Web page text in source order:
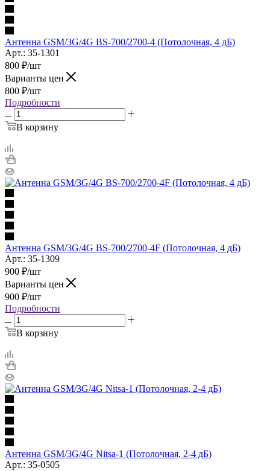
Антенна GSM/3G/4G BS-700/2700-4 (Потолочная, 4 дБ)
Арт.: 35-1301
800 ₽/шт
Варианты цен
800 ₽/шт
Подробности
В корзину
Антенна GSM/3G/4G BS-700/2700-4F (Потолочная, 4 дБ)
Арт.: 35-1309
900 ₽/шт
Варианты цен
900 ₽/шт
Подробности
В корзину
Антенна GSM/3G/4G Nitsa-1 (Потолочная, 2-4 дБ)
Арт.: 35-0505